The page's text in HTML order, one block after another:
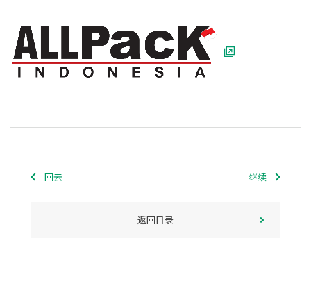
回去 继续
返回目录